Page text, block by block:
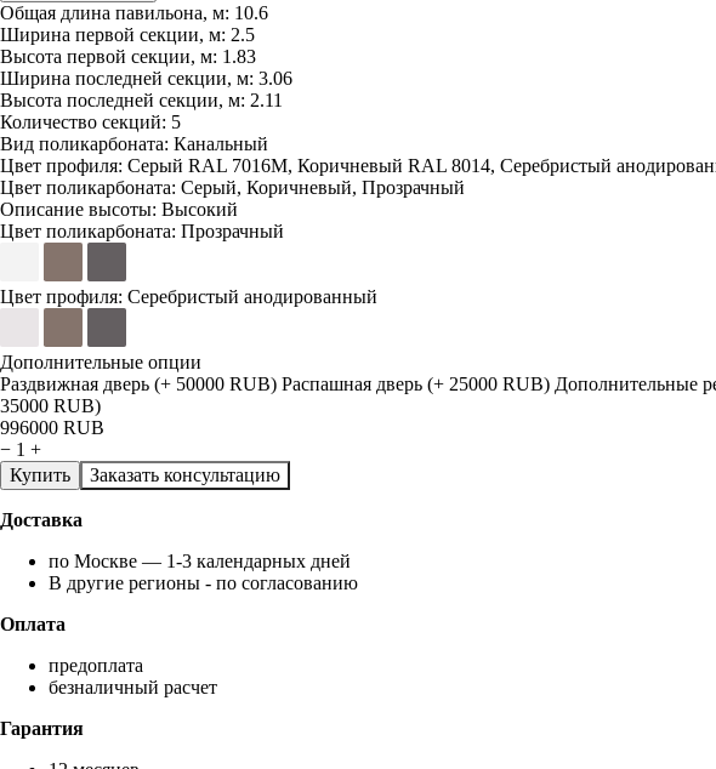
Общая длина павильона, м: 10.6
Ширина первой секции, м: 2.5
Высота первой секции, м: 1.83
Ширина последней секции, м: 3.06
Высота последней секции, м: 2.11
Количество секций: 5
Вид поликарбоната: Канальный
Цвет профиля: Серый RAL 7016M, Коричневый RAL 8014, Серебристый
Цвет поликарбоната: Серый, Коричневый, Прозрачный
Описание высоты: Высокий
Цвет поликарбоната: Прозрачный
Цвет профиля: Серебристый анодированный
Дополнительные опции
Раздвижная дверь (+ 50000 RUB) Распашная дверь (+ 25000 RUB) Дополнительные
35000 RUB)
996000 RUB
− 1 +
Купить
Заказать консультацию
Доставка
по Москве — 1-3 календарных дней
В другие регионы - по согласованию
Оплата
предоплата
безналичный расчет
Гарантия